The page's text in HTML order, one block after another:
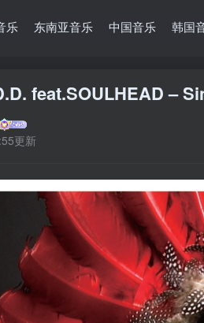
乐 东南亚音乐 中国音乐 韩国
feat.SOULHEAD –
更新